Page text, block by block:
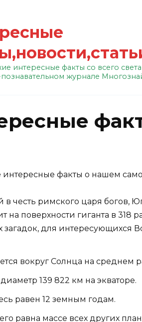
интересные факты со всего
журнале
интересные факты о нашем
в честь римского царя богов,
на поверхности гиганта в 318
загадок, для интересующихся
вокруг Солнца на среднем
139 822 км на экваторе.
равен 12 земным годам.
равна массе всех других